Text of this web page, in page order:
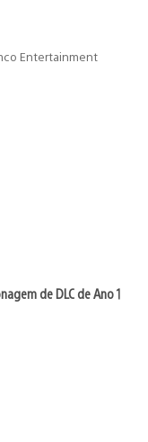
Entertainment
de DLC de Ano 1